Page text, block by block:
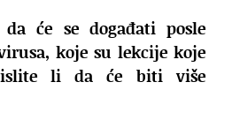
će se događati posle
koje su lekcije koje
li da će biti više